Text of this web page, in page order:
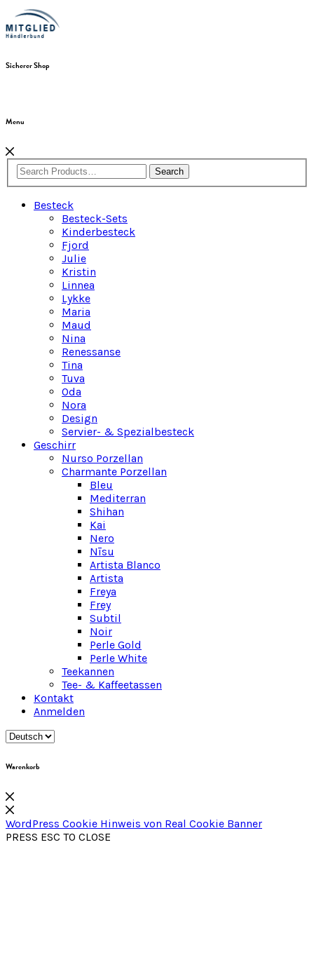
Sicherer Shop
Menu
Search
Besteck
Besteck-Sets
Kinderbesteck
Fjord
Julie
Kristin
Linnea
Lykke
Maria
Maud
Nina
Renessanse
Tina
Tuva
Oda
Nora
Design
Servier- & Spezialbesteck
Geschirr
Nurso Porzellan
Charmante Porzellan
Bleu
Mediterran
Shihan
Kai
Nero
Nīsu
Artista Blanco
Artista
Freya
Frey
Subtil
Noir
Perle Gold
Perle White
Teekannen
Tee- & Kaffeetassen
Kontakt
Anmelden
Warenkorb
WordPress Cookie Hinweis von Real Cookie Banner
PRESS ESC TO CLOSE